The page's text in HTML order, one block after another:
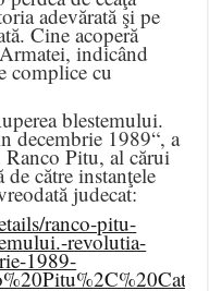
adevărată şi pe
Cine acoperă
indicând
complice cu
blestemului.
decembrie 1989“, a
Pitu, al cărui
de către instanţele
judecat:
ranco-pitu-
revolutia-
1989-